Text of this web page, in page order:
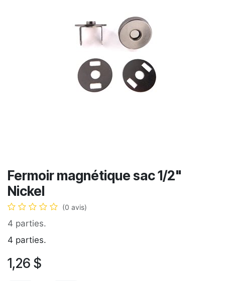
Fermoir magnétique sac 1/2"
Nickel
(0 avis)
4 parties.
4 parties.
1,26 $